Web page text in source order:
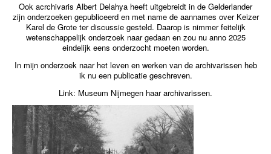
Ook acrchivaris Albert Delahya heeft uitgebreidt in de Gelderlander
zijn onderzoeken gepubliceerd en met name de aannames over Keizer
Karel de Grote ter discussie gesteld. Daarop is nimmer feitelijk
wetenschappelijk onderzoek naar gedaan en zou nu anno 2025
eindelijk eens onderzocht moeten worden.
In mijn onderzoek naar het leven en werken van de archivarissen heb
ik nu een publicatie geschreven.
Link: Museum Nijmegen haar archivarissen.